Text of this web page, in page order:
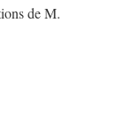
de M.